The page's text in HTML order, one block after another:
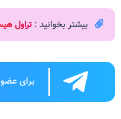
بیشتر بخوانید : تراول
برای